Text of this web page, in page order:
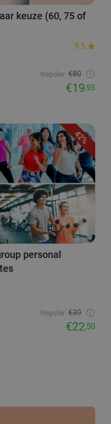
keuze (60, 75 of
9.5
Regulier €80
€19,95
42%
personal
Regulier €39
€22,50